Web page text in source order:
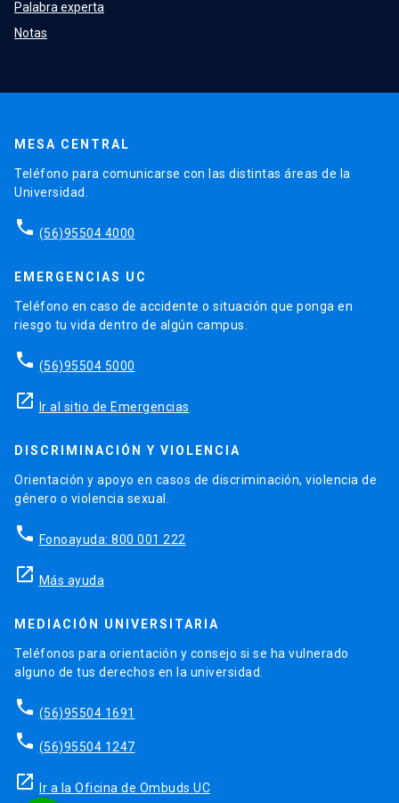
Palabra experta
Notas
MESA CENTRAL
Teléfono para comunicarse con las distintas áreas de la
Universidad.
phone (56)95504 4000
EMERGENCIAS UC
Teléfono en caso de accidente o situación que ponga en
riesgo tu vida dentro de algún campus.
phone (56)95504 5000
launch Ir al sitio de Emergencias
DISCRIMINACIÓN Y VIOLENCIA
Orientación y apoyo en casos de discriminación, violencia de
género o violencia sexual.
phone Fonoayuda: 800 001 222
launch Más ayuda
MEDIACIÓN UNIVERSITARIA
Teléfonos para orientación y consejo si se ha vulnerado
alguno de tus derechos en la universidad.
phone (56)95504 1691
phone (56)95504 1247
launch Ir a la Oficina de Ombuds UC